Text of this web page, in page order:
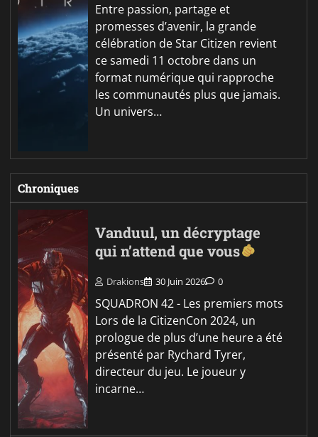
Entre passion, partage et
promesses d’avenir, la grande
célébration de Star Citizen revient
ce samedi 11 octobre dans un
format numérique qui rapproche
les communautés plus que jamais.
Un univers…
Chroniques
Vanduul, un décryptage
qui n’attend que vous
Drakions 30 Juin 2026 0
SQUADRON 42 - Les premiers mots
Lors de la CitizenCon 2024, un
prologue de plus d’une heure a été
présenté par Rychard Tyrer,
directeur du jeu. Le joueur y
incarne…